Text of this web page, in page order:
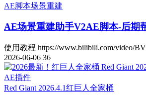
AE脚本场景重建
AE场景重建助手V2AE脚本-后期
使用教程 https://www.bilibili.com/video/
2026-06-06 36
AE插件
Red Giant 2026.4.1红巨人全家桶